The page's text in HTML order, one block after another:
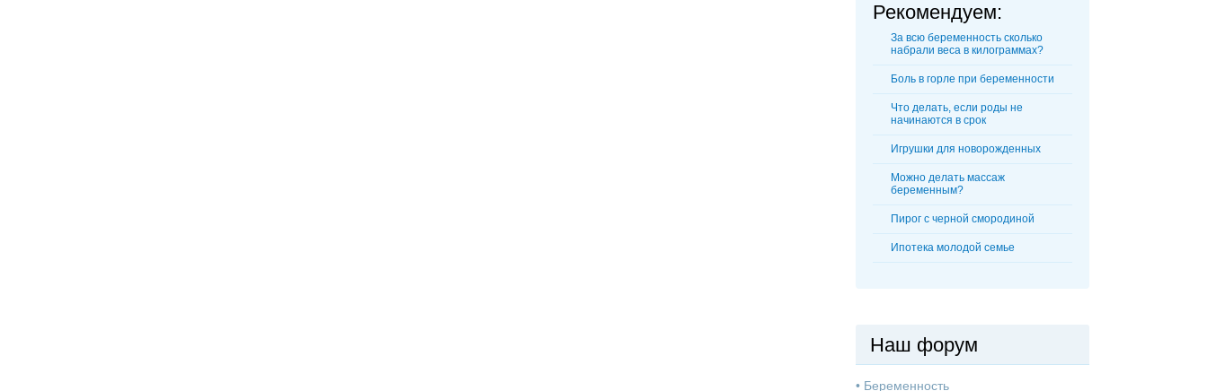
Рекомендуем:
За всю беременность сколько
набрали веса в килограммах?
Боль в горле при беременности
Что делать, если роды не
начинаются в срок
Игрушки для новорожденных
Можно делать массаж
беременным?
Пирог с черной смородиной
Ипотека молодой семье
Наш форум
• Беременность